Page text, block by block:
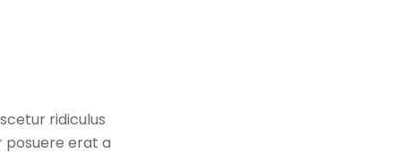
ridiculus
posuere erat a